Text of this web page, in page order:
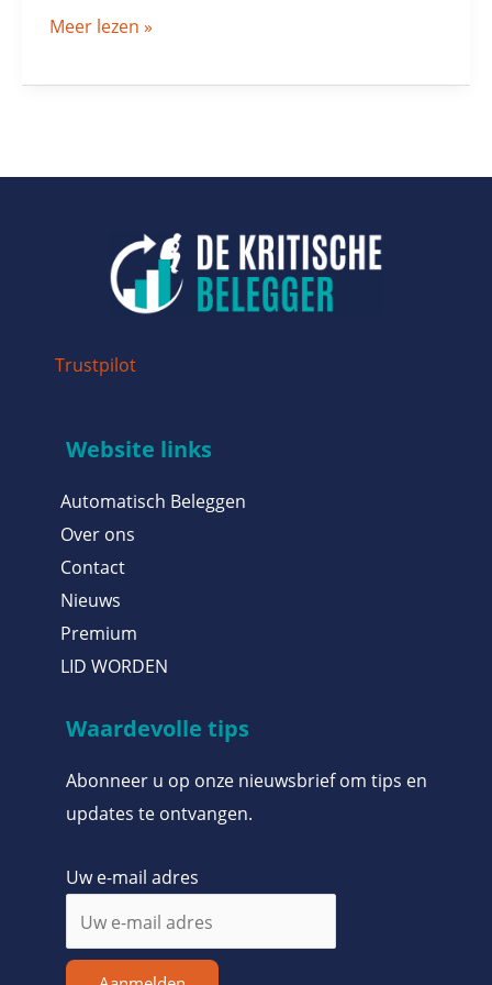
Meer lezen »
Trustpilot
Website links
Automatisch Beleggen
Over ons
Contact
Nieuws
Premium
LID WORDEN
Waardevolle tips
Abonneer u op onze nieuwsbrief om tips en
updates te ontvangen.
Uw e-mail adres